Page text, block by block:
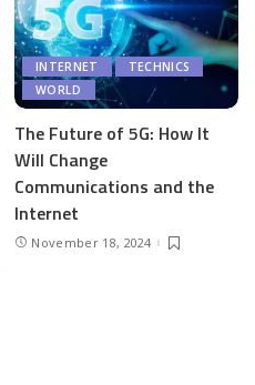
INTERNET
TECHNICS
WORLD
The Future of 5G: How It
Will Change
Communications and the
Internet
November 18, 2024